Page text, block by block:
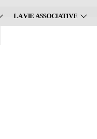
LA VIE ASSOCIATIVE